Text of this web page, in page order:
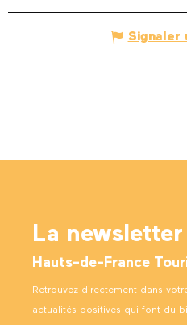
Signaler
La newsletter
Hauts-de-France
Retrouvez directement dans
actualités positives qui font du